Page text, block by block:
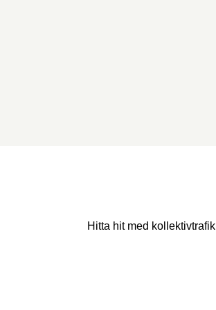
Hitta hit med kollektivtrafik